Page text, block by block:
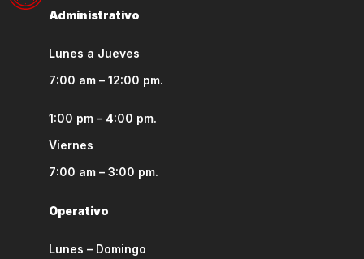
Administrativo
Lunes a Jueves
7:00 am – 12:00 pm.
1:00 pm – 4:00 pm.
Viernes
7:00 am – 3:00 pm.
Operativo
Lunes – Domingo